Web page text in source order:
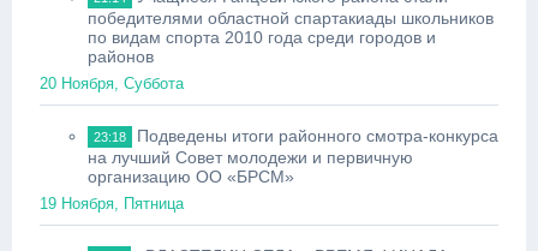
победителями областной спартакиады школьников
по видам спорта 2010 года среди городов и
районов
20 Ноября, Суббота
23:18
Подведены итоги районного смотра-конкурса
на лучший Совет молодежи и первичную
организацию ОО «БРСМ»
19 Ноября, Пятница